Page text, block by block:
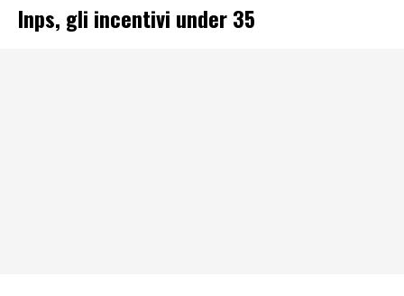
Inps, gli incentivi under 35